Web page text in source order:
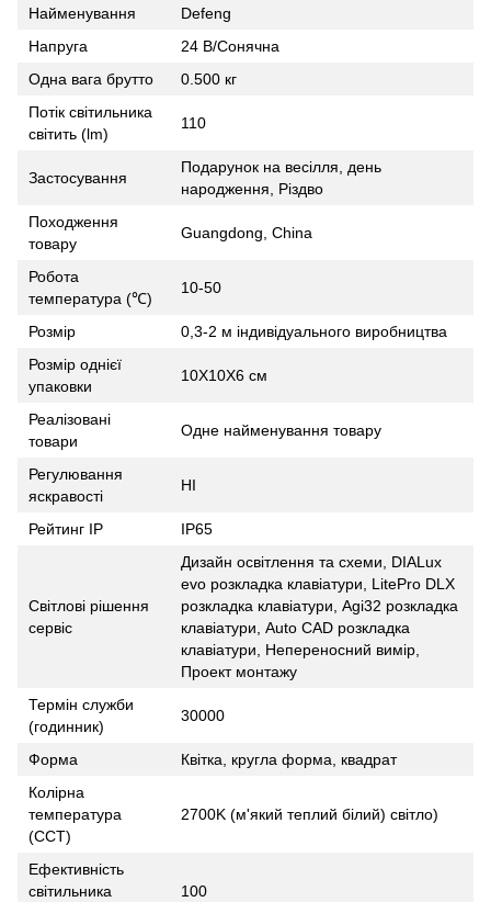
Найменування
Defeng
Напруга
24 В/Сонячна
Одна вага брутто
0.500 кг
Потік світильника
світить (lm)
110
Застосування
Подарунок на весілля, день
народження, Різдво
Походження
товару
Guangdong, China
Робота
температура (℃)
10-50
Розмір
0,3-2 м індивідуального виробництва
Розмір однієї
упаковки
10X10X6 см
Реалізовані
товари
Одне найменування товару
Регулювання
яскравості
НІ
Рейтинг IP IP65
Світлові рішення
сервіс
Дизайн освітлення та схеми, DIALux
evo розкладка клавіатури, LitePro DLX
розкладка клавіатури, Agi32 розкладка
клавіатури, Auto CAD розкладка
клавіатури, Непереносний вимір,
Проект монтажу
Термін служби
(годинник)
30000
Форма
Квітка, кругла форма, квадрат
Колірна
температура
(CCT)
2700K (м'який теплий білий) світло)
Ефективність
світильника
100